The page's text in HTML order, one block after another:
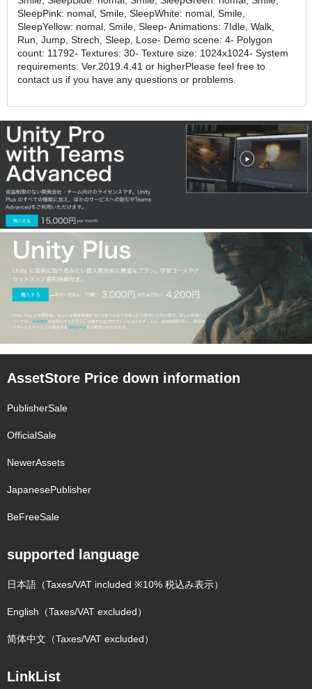
SleepPink: nomal, Smile, SleepWhite: nomal, Smile,
SleepYellow: nomal, Smile, Sleep- Animations: 7Idle, Walk,
Run, Jump, Strech, Sleep, Lose- Demo scene: 4- Polygon
count: 11792- Textures: 30- Texture size: 1024x1024- System
requirements: Ver.2019.4.41 or higherPlease feel free to
contact us if you have any questions or problems.
AssetStore Price down information
PublisherSale
OfficialSale
NewerAssets
JapanesePublisher
BeFreeSale
supported language
日本語（Taxes/VAT included ※10% 税込み表示）
English（Taxes/VAT excluded）
简体中文（Taxes/VAT excluded）
LinkList